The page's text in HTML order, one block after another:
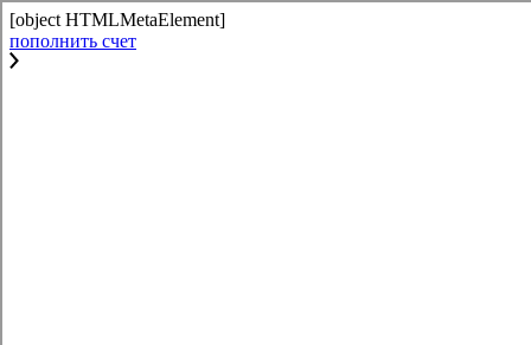
[object HTMLMetaElement]
пополнить счет